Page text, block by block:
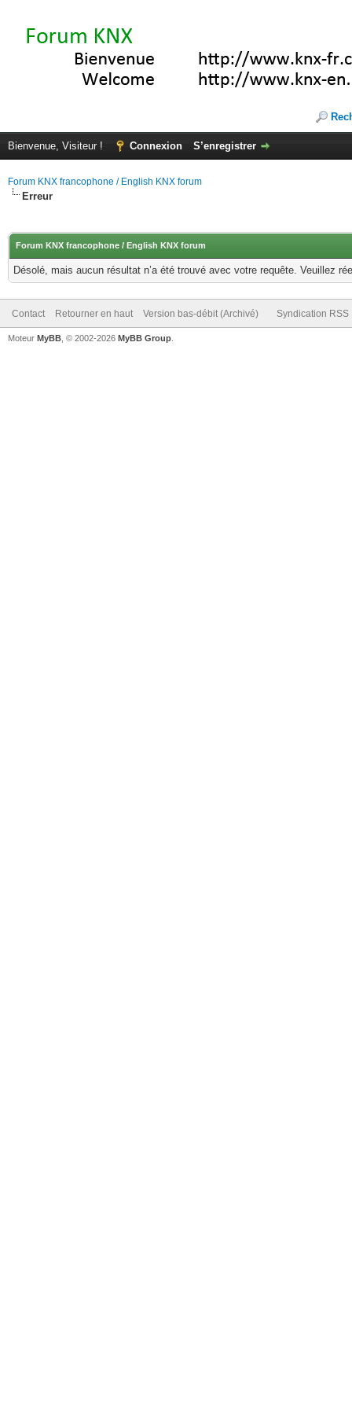
Bienvenue, Visiteur ! Connexion S’enregistrer
Forum KNX francophone / English KNX forum
Erreur
Forum KNX francophone / English KNX forum
Désolé, mais aucun résultat n’a été trouvé avec votre requête. Veuillez
Contact Retourner en haut Version bas-débit (Archivé) Syndication RSS
Moteur MyBB , © 2002-2026 MyBB Group